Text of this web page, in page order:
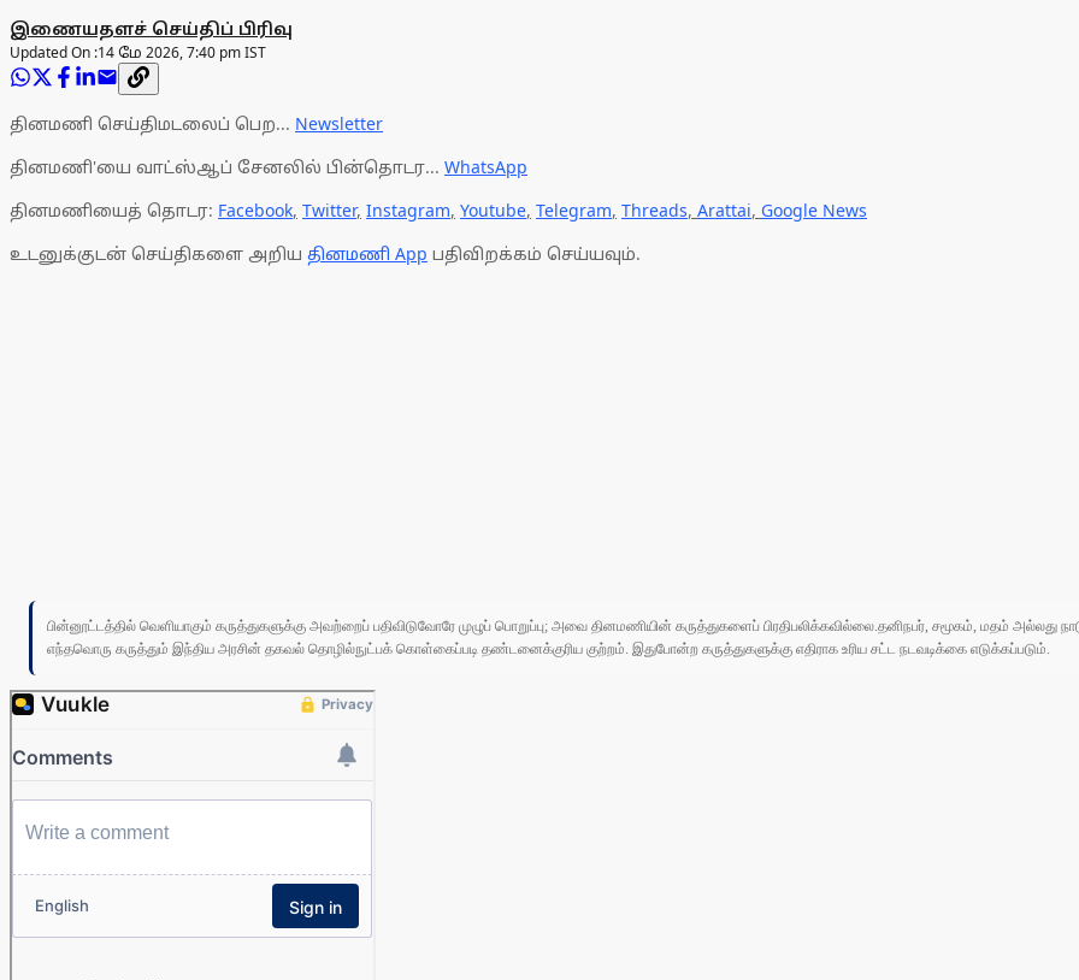
இணையதளச் செய்திப் பிரிவு
Updated On :14 மே 2026, 7:40 pm IST
தினமணி செய்திமடலைப் பெற... Newsletter
தினமணி'யை வாட்ஸ்ஆப் சேனலில் பின்தொடர... WhatsApp
தினமணியைத் தொடர: Facebook, Twitter, Instagram, Youtube, Telegram, Threads, Arattai, Google News
உடனுக்குடன் செய்திகளை அறிய தினமணி App பதிவிறக்கம் செய்யவும்.
பின்னூட்டத்தில் வெளியாகும் கருத்துகளுக்கு அவற்றைப் பதிவிடுவோரே முழுப் பொறுப்பு; அவை தினமணியின் கருத்துகளைப் பிரதிபலிக்கவில்லை.தனிநபர், சமூகம், மதம் அல்லது
எந்தவொரு கருத்தும் இந்திய அரசின் தகவல் தொழில்நுட்பக் கொள்கைப்படி தண்டனைக்குரிய குற்றம். இதுபோன்ற கருத்துகளுக்கு எதிராக உரிய சட்ட நடவடிக்கை எடுக்கப்படும்.